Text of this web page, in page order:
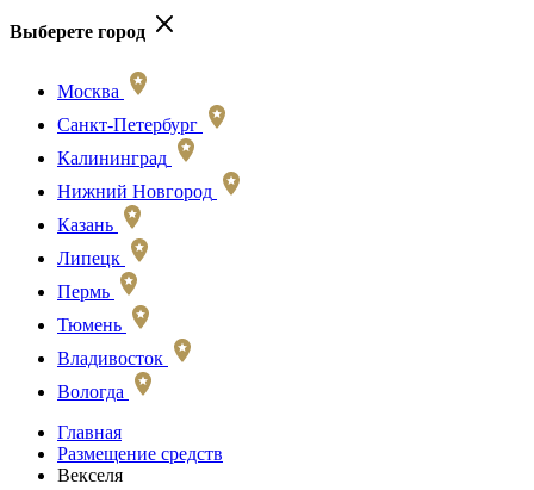
Выберете город
Москва
Санкт-Петербург
Калининград
Нижний Новгород
Казань
Липецк
Пермь
Тюмень
Владивосток
Вологда
Главная
Размещение средств
Векселя